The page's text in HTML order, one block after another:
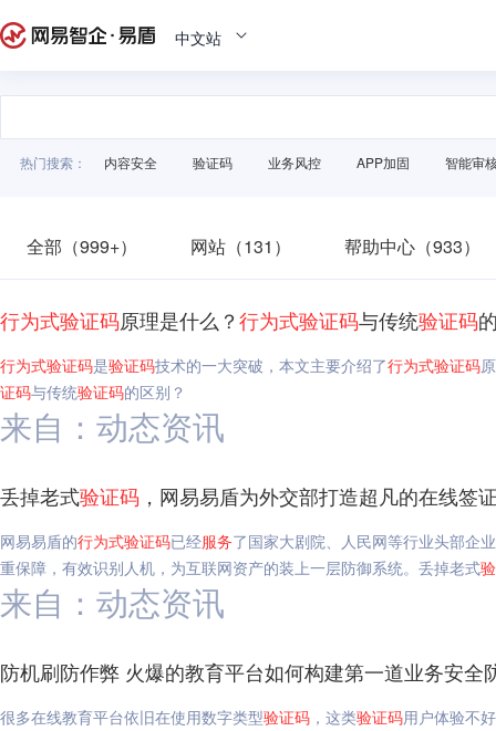
中文站
热门搜索： 内容安全 验证码 业务风控 APP加固 智能审
全部（999+） 网站（131） 帮助中心（933）
行为式验证码原理是什么？行为式验证码与传统验证码
行为式验证码是验证码技术的一大突破，本文主要介绍了行为式验证码
证码与传统验证码的区别？
来自：动态资讯
丢掉老式验证码 ，网易易盾为外交部打造超凡的在线签
网易易盾的行为式验证码已经服务了国家大剧院、人民网等行业头部企
重保障，有效识别人机，为互联网资产的装上一层防御系统。丢掉老式
来自：动态资讯
防机刷防作弊 火爆的教育平台如何构建第一道业务安全
很多在线教育平台依旧在使用数字类型验证码 ，这类验证码用户体验不